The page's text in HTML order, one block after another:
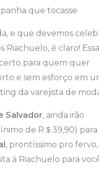
que tocasse
e que devemos
é claro! Essa
para quem quer
e sem esforço em
da varejista de
Salvador, ainda irão
de R＄39,90)
, prontíssimo pro
à Riachuelo para